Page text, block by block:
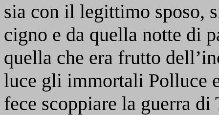
sia con il legittimo sposo,
cigno e da quella notte di
quella che era frutto
luce gli immortali Polluce
fece scoppiare la guerra